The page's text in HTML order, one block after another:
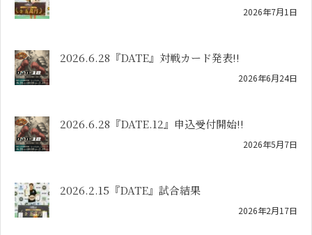
2026年7月1日
2026.6.28『DATE』対戦カード発表!!
2026年6月24日
2026.6.28『DATE.12』申込受付開始!!
2026年5月7日
2026.2.15『DATE』試合結果
2026年2月17日